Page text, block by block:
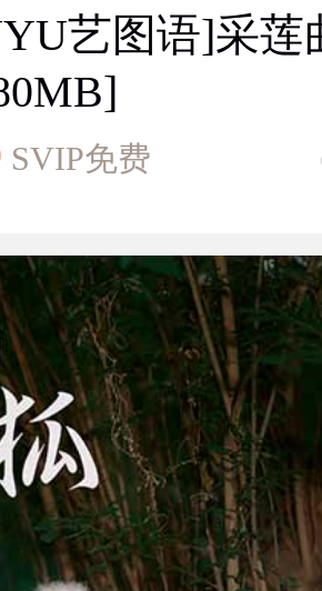
艺图语]采莲
SVIP免费